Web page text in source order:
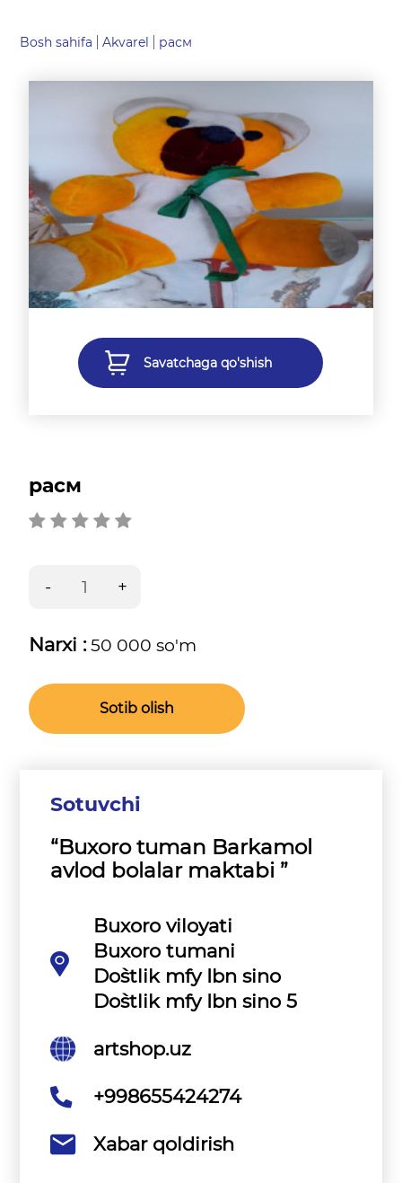
Bosh sahifa Akvarel расм
Savatchaga qo'shish
расм
Narxi :50 000 so'm
Sotib olish
Sotuvchi
“Buxoro tuman Barkamol
avlod bolalar maktabi ”
Buxoro viloyati
Buxoro tumani
Do`stlik mfy Ibn sino
Do`stlik mfy Ibn sino 5
artshop.uz
+998655424274
Xabar qoldirish